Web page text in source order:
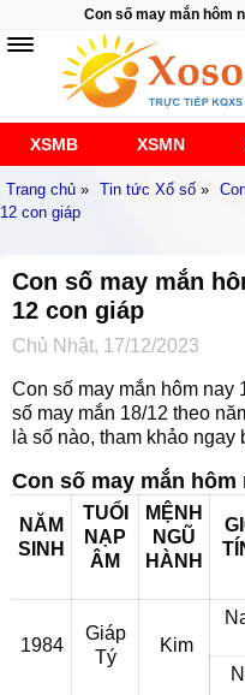
Con số may mắn hôm
XSMB XSMN
Trang chủ » Tin tức Xổ số »
12 con giáp
Con số may mắn
12 con giáp
Chủ Nhật, 17/12/2023
Con số may mắn hôm nay
số may mắn 18/12 theo
là số nào, tham khảo ngay
Con số may mắn hôm
NĂM
SINH
TUỔI
NẠP
ÂM
MỆNH
NGŨ
HÀNH
1984
Giáp
Tý
Kim